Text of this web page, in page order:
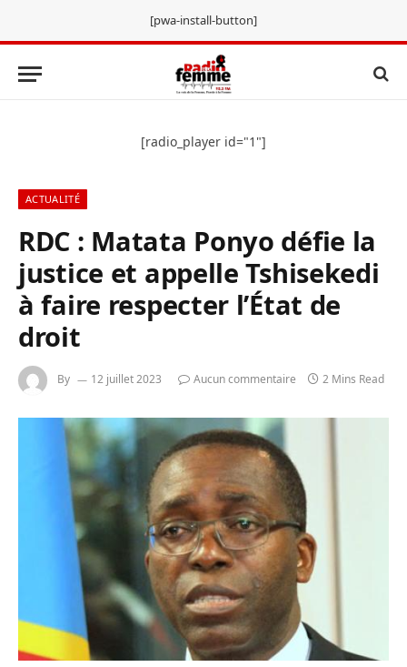
[pwa-install-button]
[radio_player id="1"]
ACTUALITÉ
RDC : Matata Ponyo défie la
justice et appelle Tshisekedi
à faire respecter l’État de
droit
By 12 juillet 2023 Aucun commentaire 2 Mins Read